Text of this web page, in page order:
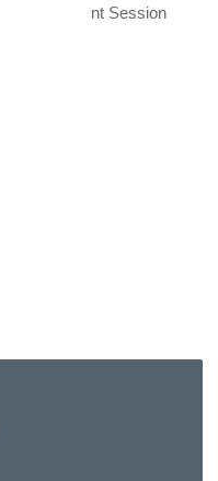
nt Session